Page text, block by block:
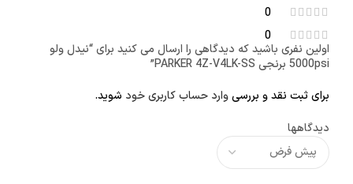
0
0
دیدگاهها
اولین نفری باشید که دیدگاهی را ارسال می کنید برای “نیدل ولو
5000psi برنجی PARKER 4Z-V4LK-SS”
برای ثبت نقد و بررسیوارد حساب کاربری خود شوید.